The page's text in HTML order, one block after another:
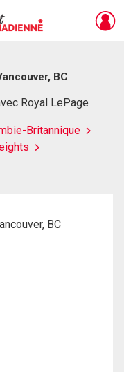
BC
Royal LePage
Britannique